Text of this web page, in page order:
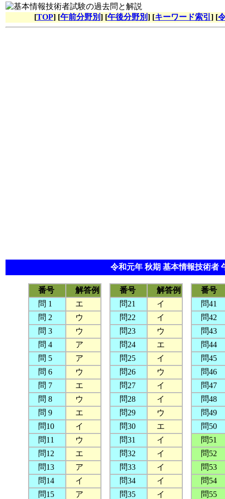
[TOP] [午前分野別] [午後分野別] [キーワード索引 ] [
令和元年 秋期 基本情報技術者
番号
解答例
問 1
エ
問 2
ウ
問 3
ウ
問 4
ア
問 5
ア
問 6
ウ
問 7
エ
問 8
ウ
問 9
エ
問10
イ
問11
ウ
問12
エ
問13
ア
問14
イ
問15
ア
番号
解答例
問21
イ
問22
イ
問23
ウ
問24
エ
問25
イ
問26
ウ
問27
イ
問28
イ
問29
ウ
問30
エ
問31
イ
問32
イ
問33
イ
問34
イ
問35
イ
番
問41
問42
問43
問44
問45
問46
問47
問48
問49
問50
問51
問52
問53
問54
問55